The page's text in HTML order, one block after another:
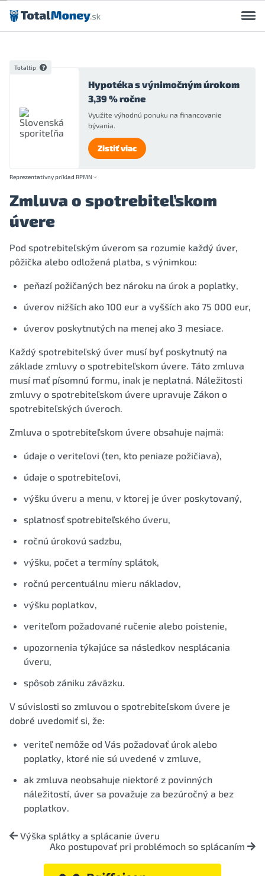
Preskočiť na obsah
Totaltip
Hypotéka s výnimočným úrokom
3,39 % ročne
Využite výhodnú ponuku na financovanie
bývania.
Zistiť viac
Reprezentatívny príklad RPMN
Zmluva o spotrebiteľskom
úvere
Pod spotrebiteľským úverom sa rozumie každý úver,
pôžička alebo odložená platba, s výnimkou:
peňazí požičaných bez nároku na úrok a poplatky,
úverov nižších ako 100 eur a vyšších ako 75 000 eur,
úverov poskytnutých na menej ako 3 mesiace.
Každý spotrebiteľský úver musí byť poskytnutý na
základe zmluvy o spotrebiteľskom úvere. Táto zmluva
musí mať písomnú formu, inak je neplatná. Náležitosti
zmluvy o spotrebiteľskom úvere upravuje Zákon o
spotrebiteľských úveroch.
Zmluva o spotrebiteľskom úvere obsahuje najmä:
údaje o veriteľovi (ten, kto peniaze požičiava),
údaje o spotrebiteľovi,
výšku úveru a menu, v ktorej je úver poskytovaný,
splatnosť spotrebiteľského úveru,
ročnú úrokovú sadzbu,
výšku, počet a termíny splátok,
ročnú percentuálnu mieru nákladov,
výšku poplatkov,
veriteľom požadované ručenie alebo poistenie,
upozornenia týkajúce sa následkov nesplácania
úveru,
spôsob zániku záväzku.
V súvislosti so zmluvou o spotrebiteľskom úvere je
dobré uvedomiť si, že:
veriteľ nemôže od Vás požadovať úrok alebo
poplatky, ktoré nie sú uvedené v zmluve,
ak zmluva neobsahuje niektoré z povinných
náležitostí, úver sa považuje za bezúročný a bez
poplatkov.
Výška splátky a splácanie úveru
Ako postupovať pri problémoch so splácaním